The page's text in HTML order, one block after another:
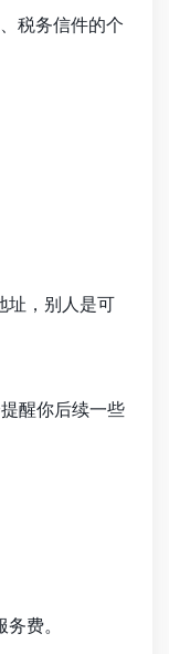
税务信件的个
址，别人是可
醒你后续一些
费。